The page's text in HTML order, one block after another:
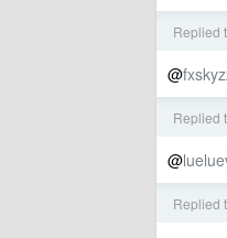
Replied
@
Replied
@
Replied